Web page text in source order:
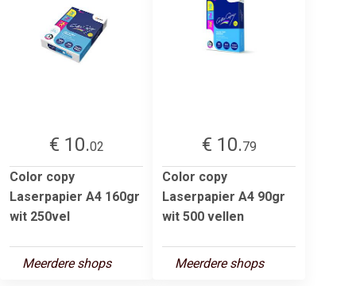
€ 10.02
Color copy
Laserpapier A4 160gr
wit 250vel
Meerdere shops
€ 10.79
Color copy
Laserpapier A4 90gr
wit 500 vellen
Meerdere shops